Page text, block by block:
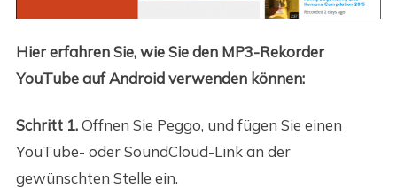
Hier erfahren Sie, wie Sie den MP3-Rekorder
YouTube auf Android verwenden können:
Schritt 1.Öffnen Sie Peggo, und fügen Sie einen
YouTube- oder SoundCloud-Link an der
gewünschten Stelle ein.